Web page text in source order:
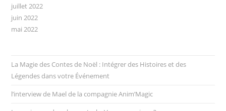
juillet 2022
juin 2022
mai 2022
La Magie des Contes de Noël : Intégrer des Histoires et des
Légendes dans votre Événement
l’interview de Mael de la compagnie Anim’Magic